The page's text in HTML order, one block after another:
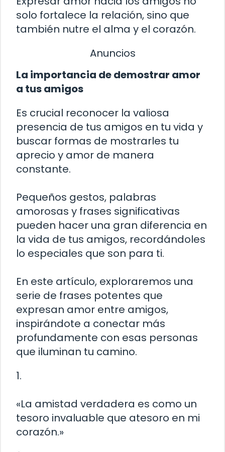
solo fortalece la relación, sino que
también nutre el alma y el corazón.
Anuncios
La importancia de demostrar amor
a tus amigos
Es crucial reconocer la valiosa
presencia de tus amigos en tu vida y
buscar formas de mostrarles tu
aprecio y amor de manera
constante.
Pequeños gestos, palabras
amorosas y frases significativas
pueden hacer una gran diferencia en
la vida de tus amigos, recordándoles
lo especiales que son para ti.
En este artículo, exploraremos una
serie de frases potentes que
expresan amor entre amigos,
inspirándote a conectar más
profundamente con esas personas
que iluminan tu camino.
1.
«La amistad verdadera es como un
tesoro invaluable que atesoro en mi
corazón.»